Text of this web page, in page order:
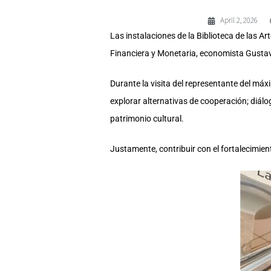
April 2, 2026
Las instalaciones de la Biblioteca de las
Financiera y Monetaria, economista
Durante la visita del representante del
explorar alternativas de cooperación;
patrimonio cultural.
Justamente, contribuir con el